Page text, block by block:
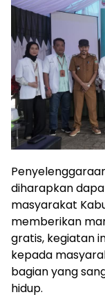
diharapkan
masyarakat
memberikan
gratis, kegiatan
kepada
bagian yang
hidup.